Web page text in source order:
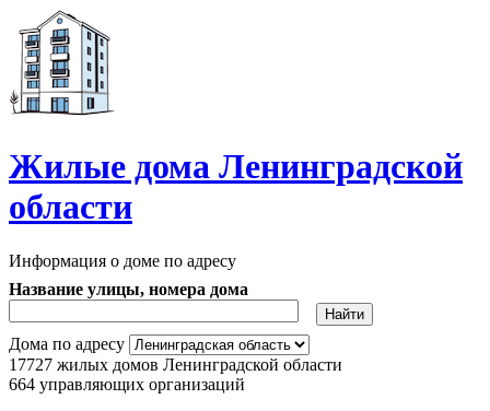
Перейти к основному содержанию
Жилые дома Ленинградской
области
Информация о доме по адресу
Название улицы, номера дома
Дома по адресу
17727 жилых домов Ленинградской области
664 управляющих организаций